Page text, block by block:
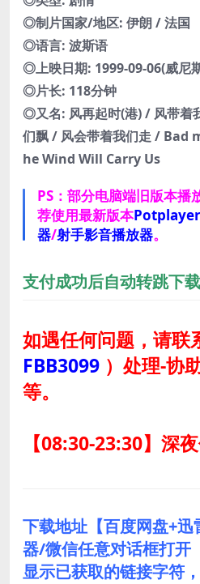
◎制片国家/地区: 伊朗 / 法国
◎语言: 波斯语
◎上映日期: 1999-09-06(威尼
◎片长: 118分钟
◎又名: 风再起时(港) / 风带着
们飘 / 风会带着我们走 /
he Wind Will Carry Us
PS：部分电脑端旧版本播
荐使用最新版本
器/射手影音播放器。
支付成功后自动转跳下
如遇任何问题，请联
FBB3099 ） 处理-协
等。
【08:30-23:30】深
下载地址【百度网盘+
器/微信任意对话框打开
显示已获取的链接字符